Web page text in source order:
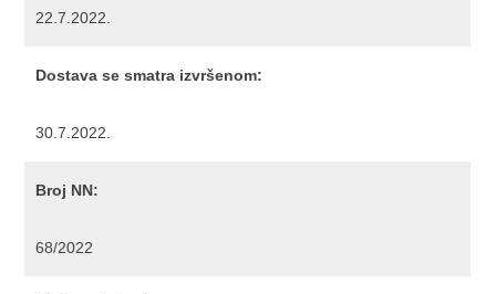
22.7.2022.
Dostava se smatra izvršenom:
30.7.2022.
Broj NN:
68/2022